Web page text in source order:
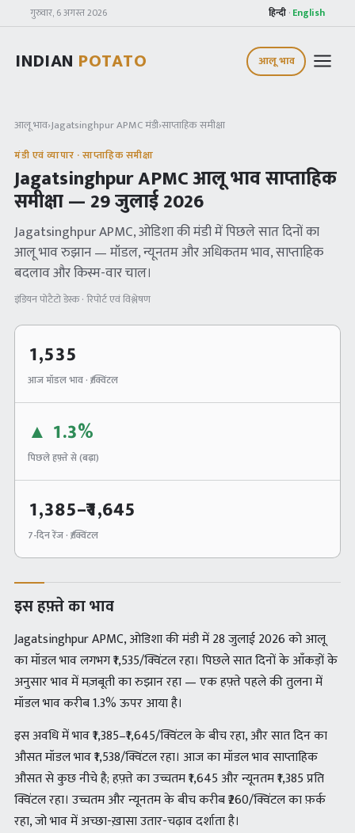
गुरुवार, 6 अगस्त 2026 हिन्दी · English
INDIAN POTATO आलू भाव
आलू भाव›Jagatsinghpur APMCमंडी›साप्ताहिक समीक्षा
मंडी एवं व्यापार · साप्ताहिक समीक्षा
Jagatsinghpur APMCआलू भाव साप्ताहिक
समीक्षा — 29 जुलाई 2026
Jagatsinghpur APMC, ओडिशाकी मंडी में पिछले सात दिनों का
आलू भाव रुझान — मॉडल, न्यूनतम और अधिकतम भाव, साप्ताहिक
बदलाव और किस्म-वार चाल।
इंडियन पोटैटो डेस्क · रिपोर्ट एवं विश्लेषण
1,535
आज मॉडल भाव · ₹/क्विंटल
▲ 1.3%
पिछले हफ़्ते से (बढ़ा)
1,385–₹1,645
7-दिन रेंज · ₹/क्विंटल
इस हफ़्ते का भाव
Jagatsinghpur APMC, ओडिशा की मंडी में 28 जुलाई 2026 को आलू
का मॉडल भाव लगभग ₹1,535/क्विंटल रहा। पिछले सात दिनों के आँकड़ों के
अनुसार भाव में मज़बूती का रुझान रहा — एक हफ़्ते पहले की तुलना में
मॉडल भाव करीब 1.3% ऊपर आया है।
इस अवधि में भाव ₹1,385–₹1,645/क्विंटल के बीच रहा, और सात दिन का
औसत मॉडल भाव ₹1,538/क्विंटल रहा। आज का मॉडल भाव साप्ताहिक
औसत से कुछ नीचे है; हफ़्ते का उच्चतम ₹1,645 और न्यूनतम ₹1,385 प्रति
क्विंटल रहा। उच्चतम और न्यूनतम के बीच करीब ₹260/क्विंटल का फ़र्क
रहा, जो भाव में अच्छा-ख़ासा उतार-चढ़ाव दर्शाता है।